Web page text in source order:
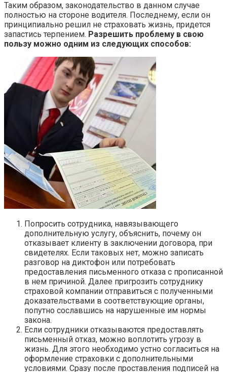
Таким образом, законодательство в данном случае
полностью на стороне водителя. Последнему, если он
принципиально решил не страховать жизнь, придется
запастись терпением. Разрешить проблему в свою
пользу можно одним из следующих способов:
Попросить сотрудника, навязывающего
дополнительную услугу, объяснить, почему он
отказывает клиенту в заключении договора, при
свидетелях. Если таковых нет, можно записать
разговор на диктофон или потребовать
предоставления письменного отказа с прописанной
в нем причиной. Далее пригрозить сотруднику
страховой компании отправиться с полученными
доказательствами в соответствующие органы,
попутно сославшись на нарушенные им нормы
закона.
Если сотрудники отказываются предоставлять
письменный отказ, можно воплотить угрозу в
жизнь. Для этого необходимо устно согласиться на
оформление страховки с дополнительными
условиями. Сразу после проставления подписей на